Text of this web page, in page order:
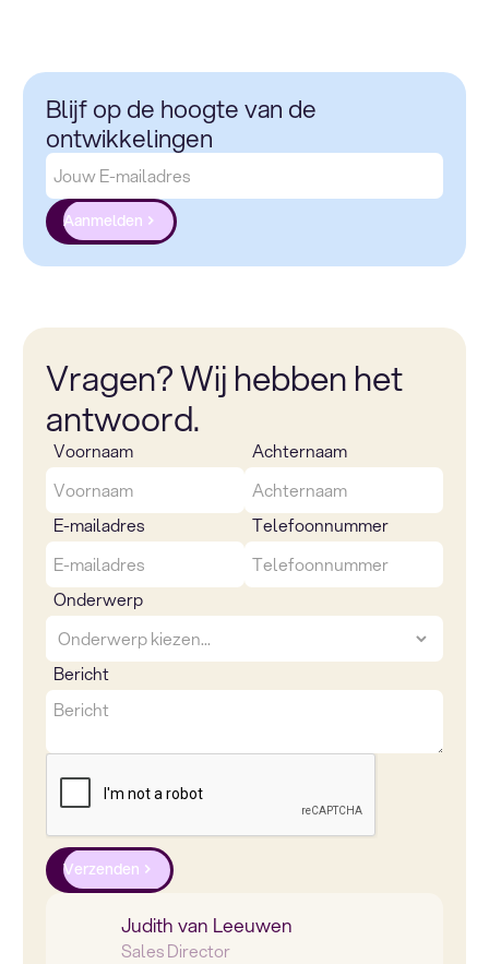
Blijf op de hoogte van de
ontwikkelingen
Aanmelden
Judith van Leeuwen
Sales Director
Vragen? Wij hebben het
antwoord.
Voornaam Achternaam
E-mailadres Telefoonnummer
Onderwerp
Bericht
Verzenden